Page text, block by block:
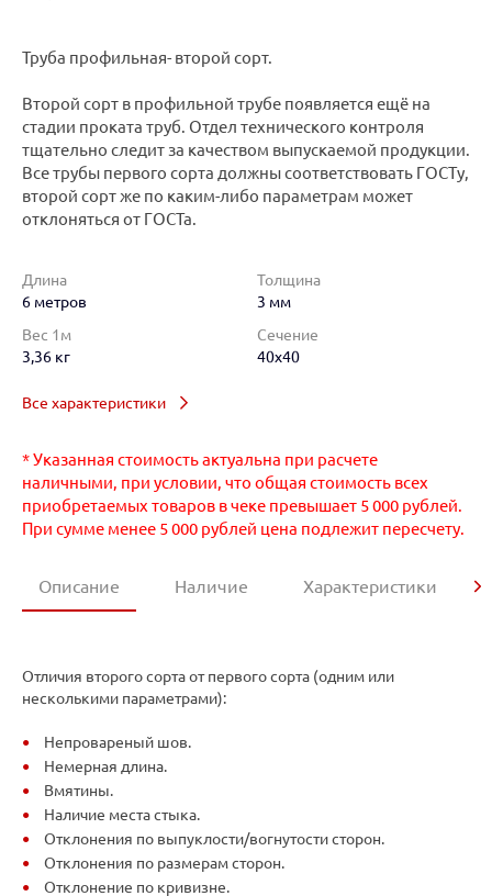
Труба профильная- второй сорт.
Второй сорт в профильной трубе появляется ещё на
стадии проката труб. Отдел технического контроля
тщательно следит за качеством выпускаемой продукции.
Все трубы первого сорта должны соответствовать ГОСТу,
второй сорт же по каким-либо параметрам может
отклоняться от ГОСТа.
Длина
6 метров
Толщина
3 мм
Вес 1м
3,36 кг
Сечение
40x40
Все характеристики
* Указанная стоимость актуальна при расчете
наличными, при условии, что общая стоимость всех
приобретаемых товаров в чеке превышает 5 000 рублей.
При сумме менее 5 000 рублей цена подлежит пересчету.
Описание Наличие Характеристики
Отличия второго сорта от первого сорта (одним или
несколькими параметрами):
Непровареный шов.
Немерная длина.
Вмятины.
Наличие места стыка.
Отклонения по выпуклости/вогнутости сторон.
Отклонения по размерам сторон.
Отклонение по кривизне.